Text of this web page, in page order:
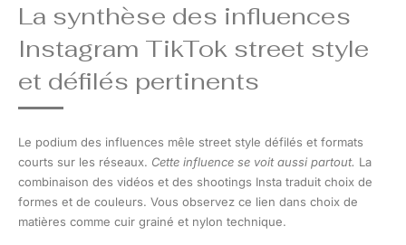
La synthèse des influences
Instagram TikTok street style
et défilés pertinents
Le podium des influences mêle street style défilés et formats
courts sur les réseaux. Cette influence se voit aussi partout. La
combinaison des vidéos et des shootings Insta traduit choix de
formes et de couleurs. Vous observez ce lien dans choix de
matières comme cuir grainé et nylon technique.